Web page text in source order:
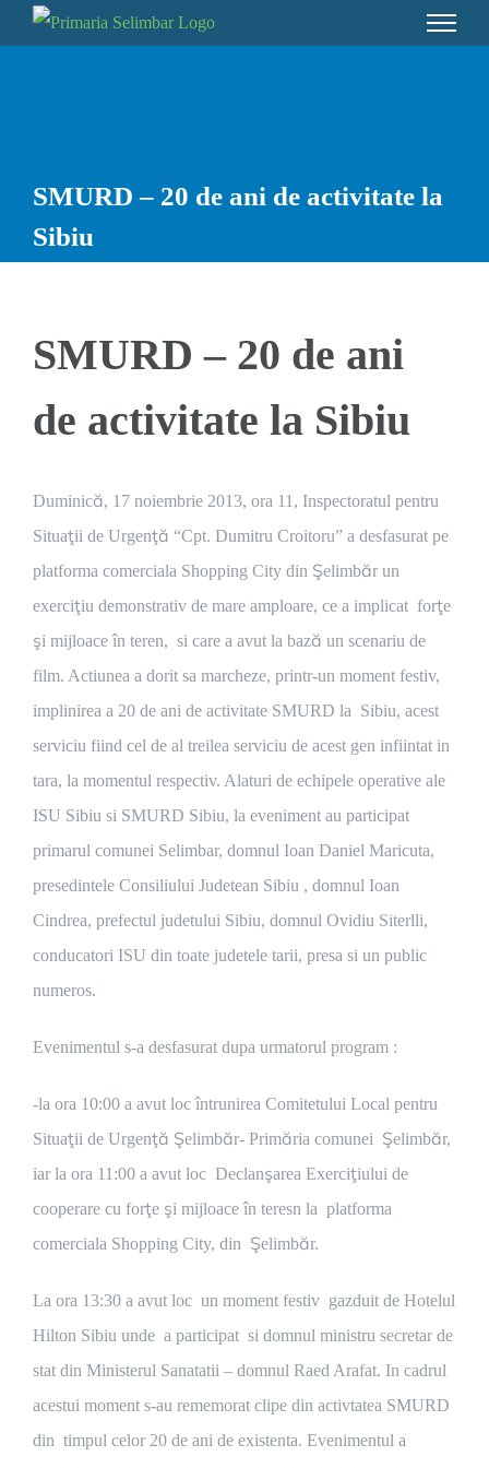
to
SMURD – 20 de ani de activitate la
Sibiu
SMURD – 20 de ani
de activitate la Sibiu
Duminică, 17 noiembrie 2013, ora 11, Inspectoratul pentru
Situaţii de Urgenţă “Cpt. Dumitru Croitoru” a desfasurat pe
platforma comerciala Shopping City din Şelimbăr un
exerciţiu demonstrativ de mare amploare, ce a implicat forţe
şi mijloace în teren, si care a avut la bază un scenariu de
film. Actiunea a dorit sa marcheze, printr-un moment festiv,
implinirea a 20 de ani de activitate SMURD la Sibiu, acest
serviciu fiind cel de al treilea serviciu de acest gen infiintat in
tara, la momentul respectiv. Alaturi de echipele operative ale
ISU Sibiu si SMURD Sibiu, la eveniment au participat
primarul comunei Selimbar, domnul Ioan Daniel Maricuta,
presedintele Consiliului Judetean Sibiu , domnul Ioan
Cindrea, prefectul judetului Sibiu, domnul Ovidiu Siterlli,
conducatori ISU din toate judetele tarii, presa si un public
numeros.
Evenimentul s-a desfasurat dupa urmatorul program :
-la ora 10:00 a avut loc întrunirea Comitetului Local pentru
Situaţii de Urgenţă Şelimbăr- Primăria comunei Şelimbăr,
iar la ora 11:00 a avut loc Declanşarea Exerciţiului de
cooperare cu forţe şi mijloace în teresn la platforma
comerciala Shopping City, din Şelimbăr.
La ora 13:30 a avut loc un moment festiv gazduit de Hotelul
Hilton Sibiu unde a participat si domnul ministru secretar de
stat din Ministerul Sanatatii – domnul Raed Arafat. In cadrul
acestui moment s-au rememorat clipe din activtatea SMURD
din timpul celor 20 de ani de existenta. Evenimentul a